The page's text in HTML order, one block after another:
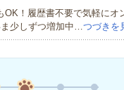
！履歴書不要で気軽に
少しずつ増加中…つづきを